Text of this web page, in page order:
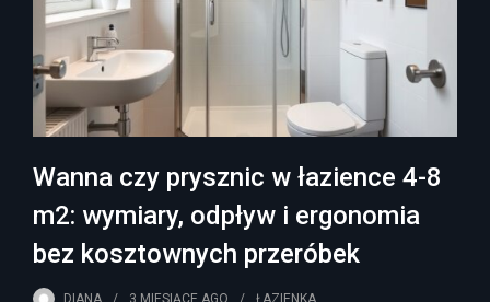
Wanna czy prysznic w łazience 4-8
m2: wymiary, odpływ i ergonomia
bez kosztownych przeróbek
DIANA 3 MIESIĄCE AGO ŁAZIENKA